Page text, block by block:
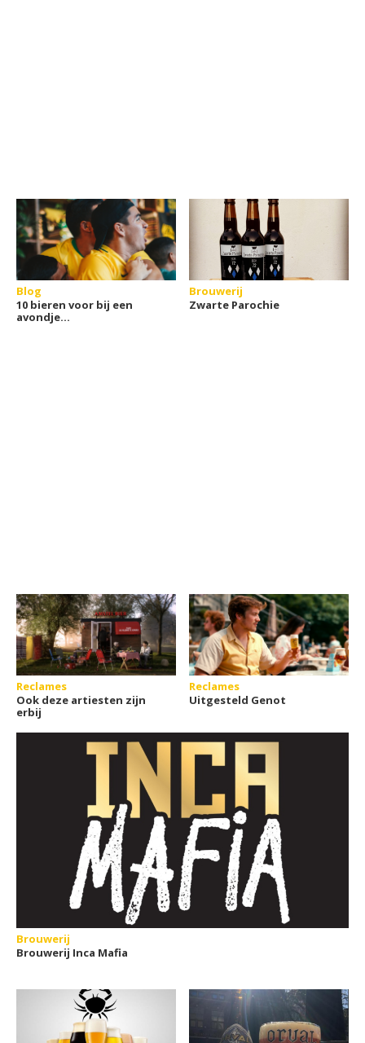
Blog
10 bieren voor bij een
avondje
Brouwerij
Zwarte Parochie
Reclames
Ook deze artiesten zijn
erbij
Reclames
Uitgesteld Genot
Brouwerij
Brouwerij Inca Mafia